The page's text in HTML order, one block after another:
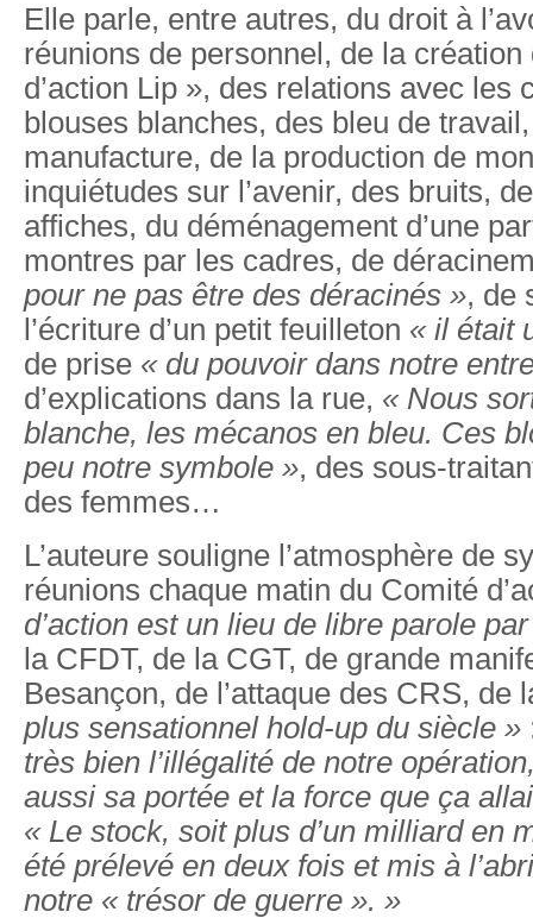
Elle parle, entre autres, du droit à
réunions de personnel, de la création
d’action Lip », des relations avec les
blouses blanches, des bleu de
manufacture, de la production de
inquiétudes sur l’avenir, des bruits,
affiches, du déménagement d’une
montres par les cadres, de
pour ne pas être des déracinés », de
l’écriture d’un petit feuilleton « il était
de prise « du pouvoir dans notre
d’explications dans la rue, « Nous
blanche, les mécanos en bleu. Ces
peu notre symbole », des sous-
des femmes…
L’auteure souligne l’atmosphère de
réunions chaque matin du Comité
d’action est un lieu de libre parole
la CFDT, de la CGT, de grande
Besançon, de l’attaque des CRS, de
plus sensationnel hold-up du siècle »
très bien l’illégalité de notre
aussi sa portée et la force que ça
« Le stock, soit plus d’un milliard en
été prélevé en deux fois et mis à
notre « trésor de guerre ». »